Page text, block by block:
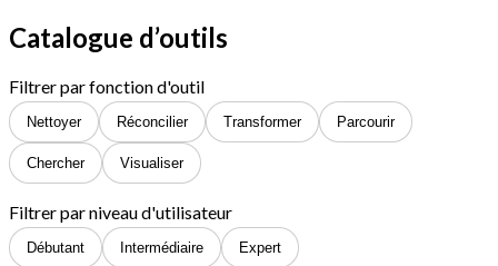
Catalogue d’outils
Filtrer par fonction d'outil
Nettoyer Réconcilier Transformer Parcourir
Chercher Visualiser
Filtrer par niveau d'utilisateur
Débutant Intermédiaire Expert